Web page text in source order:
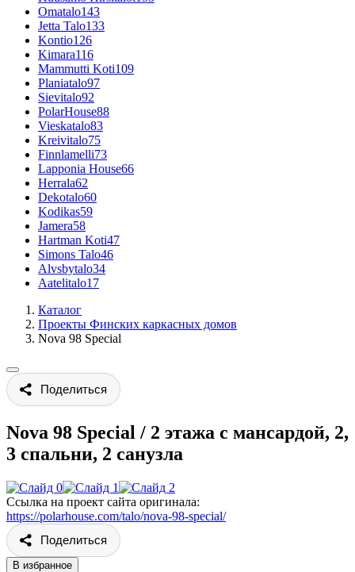
Omatalo143
Jetta Talo133
Kontio126
Kimara116
Mammutti Koti109
Planiatalo97
Sievitalo92
PolarHouse88
Vieskatalo83
Kreivitalo75
Finnlamelli73
Lapponia House66
Herrala62
Dekotalo60
Kodikas59
Jamera58
Hartman Koti47
Simons Talo46
Alvsbytalo34
Aatelitalo17
Каталог
Проекты Финских каркасных домов
Nova 98 Special
Поделиться
Nova 98 Special / 2 этажа с мансардой, 2,
3 спальни, 2 санузла
Ссылка на проект сайта оригинала:
https://polarhouse.com/talo/nova-98-special/
Поделиться
В избранное